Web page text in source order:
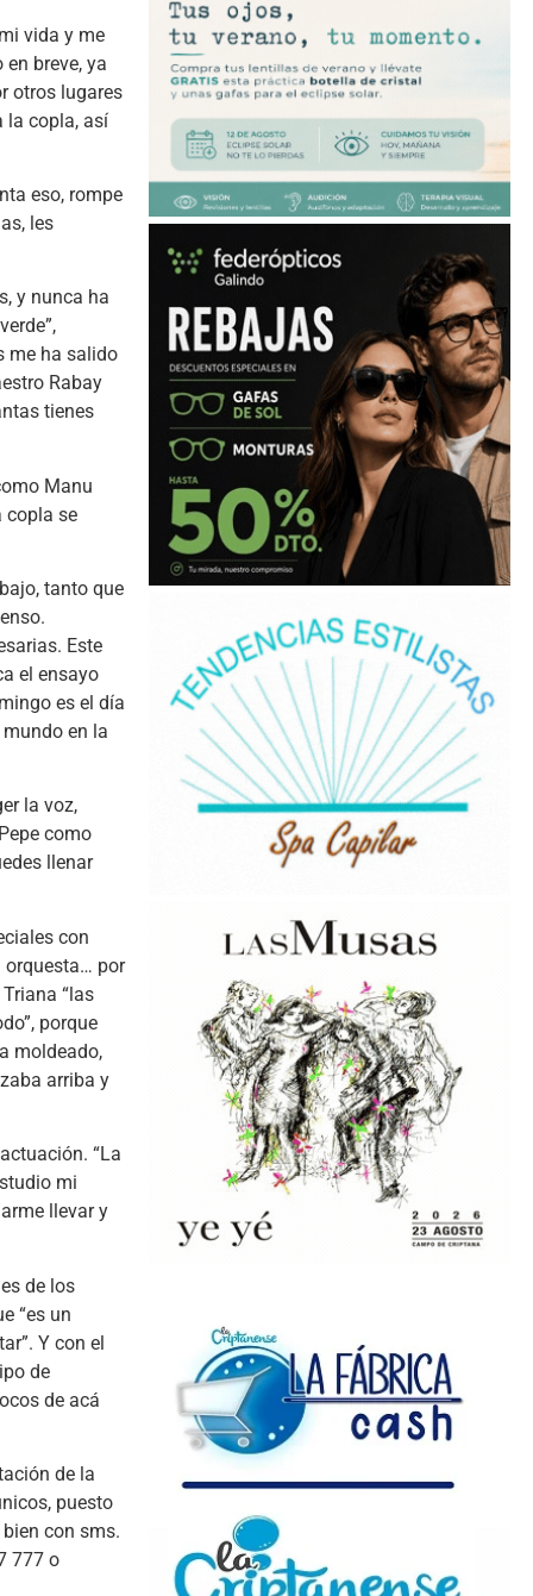
vida y me
breve, ya
otros lugares
la copla, así
eso, rompe
les
y nunca ha
me ha salido
Rabay
tienes
Manu
copla se
tanto que
Este
el ensayo
es el día
en la
la voz,
como
llenar
con
orquesta… por
“las
porque
moldeado,
arriba y
“La
mi
llevar y
de los
“es un
Y con el
de
de acá
de la
puesto
con sms.
777 o